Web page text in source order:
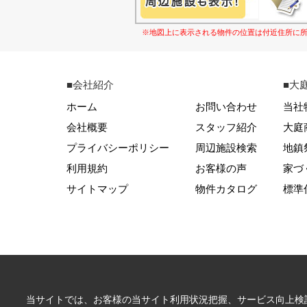
※地図上に表示される物件の位置は付近住所に
■会社紹介
ホーム
会社概要
プライバシーポリシー
利用規約
サイトマップ
お問い合わせ
スタッフ紹介
周辺施設検索
お客様の声
物件カタログ
■大
当社
大庭
地鎮
家づ
標準
当サイトでは、お客様の当サイト利用状況把握、サービス向上